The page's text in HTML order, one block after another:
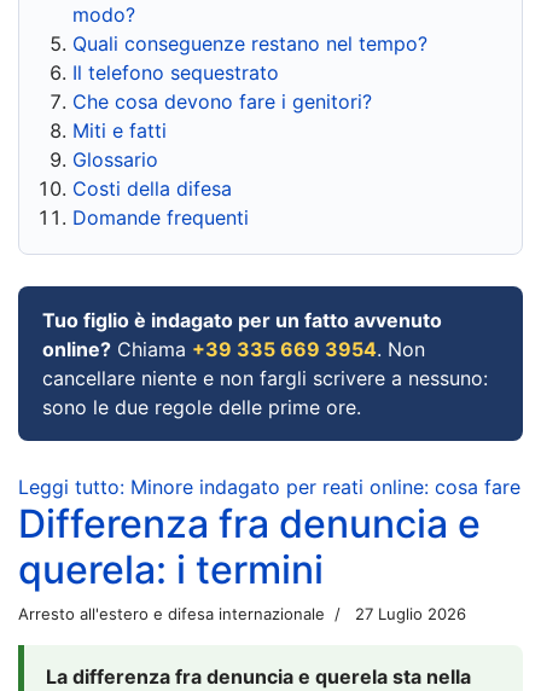
modo?
Quali conseguenze restano nel tempo?
Il telefono sequestrato
Che cosa devono fare i genitori?
Miti e fatti
Glossario
Costi della difesa
Domande frequenti
Tuo figlio è indagato per un fatto avvenuto
online? Chiama +39 335 669 3954. Non
cancellare niente e non fargli scrivere a nessuno:
sono le due regole delle prime ore.
Leggi tutto: Minore indagato per reati online: cosa fare
Differenza fra denuncia e
querela: i termini
Arresto all'estero e difesa internazionale 27 Luglio 2026
La differenza fra denuncia e querela sta nella